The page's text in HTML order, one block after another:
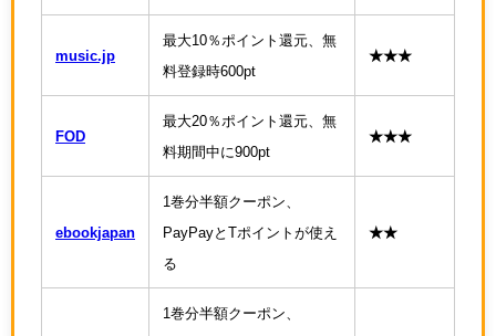
music.jp
最大10％ポイント還元、無
料登録時600pt
★★★
FOD
最大20％ポイント還元、無
料期間中に900pt
★★★
ebookjapan
1巻分半額クーポン、
PayPayとTポイントが使え
る
★★
1巻分半額クーポン、